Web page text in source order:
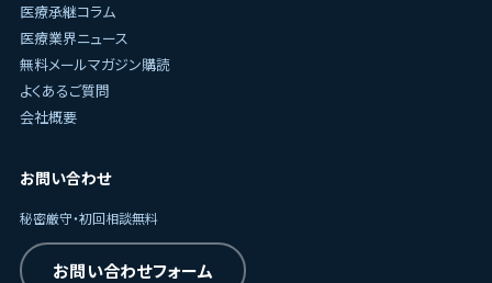
医療承継コラム
医療業界ニュース
無料メールマガジン購読
よくあるご質問
会社概要
お問い合わせ
秘密厳守・初回相談無料
お問い合わせフォーム